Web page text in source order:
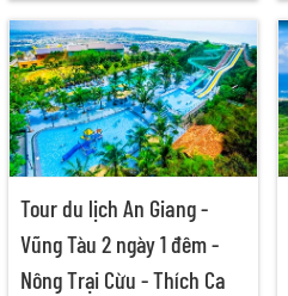
Tour du lịch An Giang -
Vũng Tàu 2 ngày 1 đêm -
Nông Trại Cừu - Thích Ca